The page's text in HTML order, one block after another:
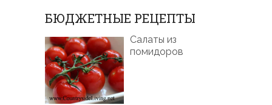
БЮДЖЕТНЫЕ РЕЦЕПТЫ
Салаты из
помидоров